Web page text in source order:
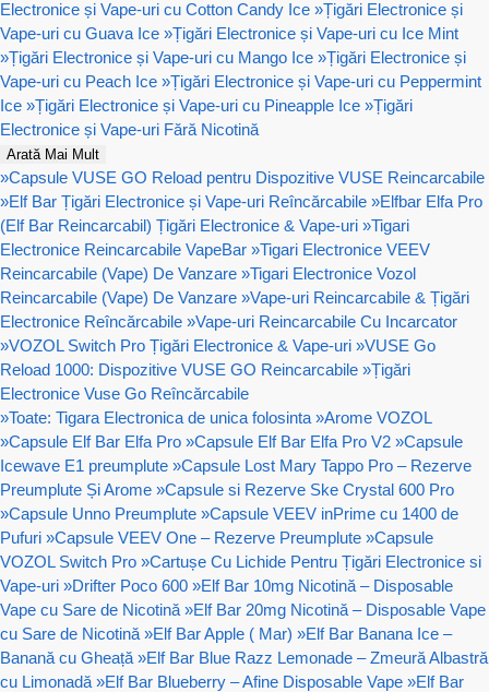
Electronice și Vape-uri cu Cotton Candy Ice »Țigări Electronice și
Vape-uri cu Guava Ice »Țigări Electronice și Vape-uri cu Ice Mint
»Țigări Electronice și Vape-uri cu Mango Ice »Țigări Electronice și
Vape-uri cu Peach Ice »Țigări Electronice și Vape-uri cu Peppermint
Ice »Țigări Electronice și Vape-uri cu Pineapple Ice »Țigări
Electronice și Vape-uri Fără Nicotină
Arată Mai Mult
»Capsule VUSE GO Reload pentru Dispozitive VUSE Reincarcabile
»Elf Bar Țigări Electronice și Vape-uri Reîncărcabile »Elfbar Elfa Pro
(Elf Bar Reincarcabil) Țigări Electronice & Vape-uri »Tigari
Electronice Reincarcabile VapeBar »Tigari Electronice VEEV
Reincarcabile (Vape) De Vanzare »Tigari Electronice Vozol
Reincarcabile (Vape) De Vanzare »Vape-uri Reincarcabile & Țigări
Electronice Reîncărcabile »Vape-uri Reincarcabile Cu Incarcator
»VOZOL Switch Pro Țigări Electronice & Vape-uri »VUSE Go
Reload 1000: Dispozitive VUSE GO Reincarcabile »Țigări
Electronice Vuse Go Reîncărcabile
»Toate: Tigara Electronica de unica folosinta »Arome VOZOL
»Capsule Elf Bar Elfa Pro »Capsule Elf Bar Elfa Pro V2 »Capsule
Icewave E1 preumplute »Capsule Lost Mary Tappo Pro – Rezerve
Preumplute Și Arome »Capsule si Rezerve Ske Crystal 600 Pro
»Capsule Unno Preumplute »Capsule VEEV inPrime cu 1400 de
Pufuri »Capsule VEEV One – Rezerve Preumplute »Capsule
VOZOL Switch Pro »Cartușe Cu Lichide Pentru Țigări Electronice si
Vape-uri »Drifter Poco 600 »Elf Bar 10mg Nicotină – Disposable
Vape cu Sare de Nicotină »Elf Bar 20mg Nicotină – Disposable Vape
cu Sare de Nicotină »Elf Bar Apple ( Mar) »Elf Bar Banana Ice –
Banană cu Gheață »Elf Bar Blue Razz Lemonade – Zmeură Albastră
cu Limonadă »Elf Bar Blueberry – Afine Disposable Vape »Elf Bar